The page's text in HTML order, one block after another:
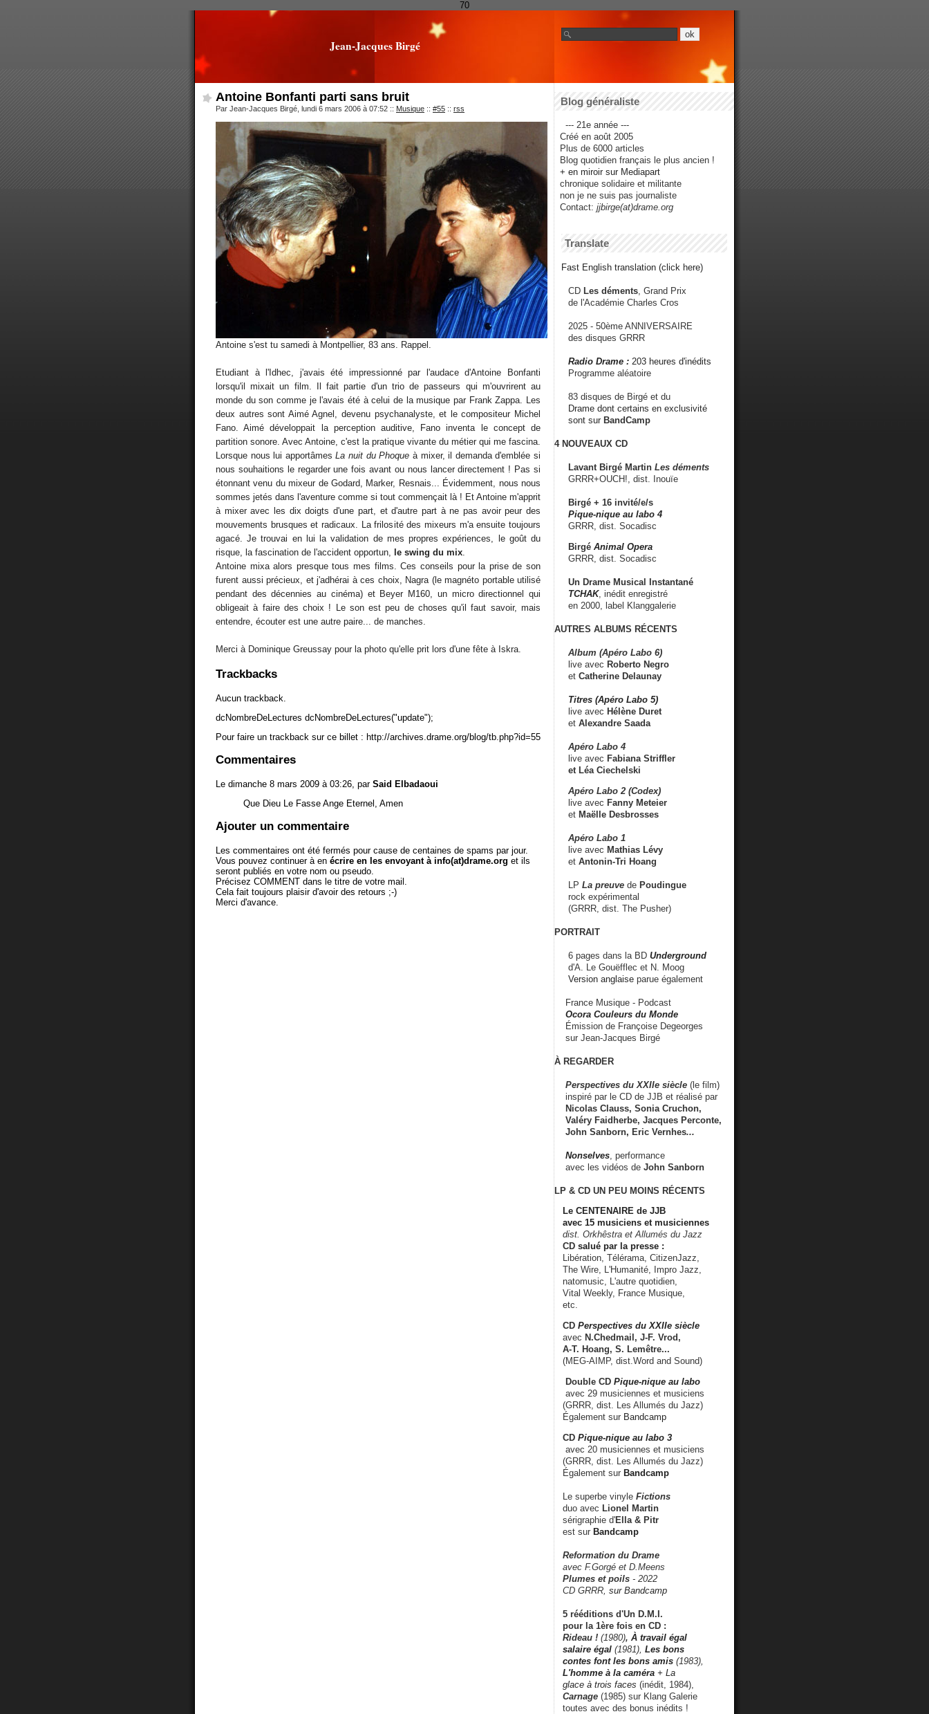
70
Jean-Jacques Birgé
Antoine Bonfanti parti sans bruit
Par Jean-Jacques Birgé, lundi 6 mars 2006 à 07:52 :: Musique :: #55 :: rss
Antoine s'est tu samedi à Montpellier, 83 ans. Rappel.
Etudiant à l'Idhec, j'avais été impressionné par l'audace d'Antoine Bonfanti
lorsqu'il mixait un film. Il fait partie d'un trio de passeurs qui m'ouvrirent au
monde du son comme je l'avais été à celui de la musique par Frank Zappa. Les
deux autres sont Aimé Agnel, devenu psychanalyste, et le compositeur Michel
Fano. Aimé développait la perception auditive, Fano inventa le concept de
partition sonore. Avec Antoine, c'est la pratique vivante du métier qui me fascina.
Lorsque nous lui apportâmesLa nuit du Phoque à mixer, il demanda d'emblée si
nous souhaitions le regarder une fois avant ou nous lancer directement ! Pas si
étonnant venu du mixeur de Godard, Marker, Resnais... Évidemment, nous nous
sommes jetés dans l'aventure comme si tout commençait là ! Et Antoine m'apprit
à mixer avec les dix doigts d'une part, et d'autre part à ne pas avoir peur des
mouvements brusques et radicaux. La frilosité des mixeurs m'a ensuite toujours
agacé. Je trouvai en lui la validation de mes propres expériences, le goût du
risque, la fascination de l'accident opportun,
le swing du mix
Antoine mixa alors presque tous mes films. Ces conseils pour la prise de son
furent aussi précieux, et j'adhérai à ces choix, Nagra (le magnéto portable utilisé
pendant des décennies au cinéma) et Beyer M160, un micro directionnel qui
obligeait à faire des choix ! Le son est peu de choses qu'il faut savoir, mais
entendre, écouter est une autre paire... de manches.
Merci à Dominique Greussay pour la photo qu'elle prit lors d'une fête à Iskra.
Trackbacks
Aucun trackback.
dcNombreDeLectures dcNombreDeLectures("update");
Pour faire un trackback sur ce billet : http://archives.drame.org/blog/tb.php?id=55
Commentaires
Le dimanche 8 mars 2009 à 03:26, par Said Elbadaoui
Que Dieu Le Fasse Ange Eternel, Amen
Ajouter un commentaire
Les commentaires ont été fermés pour cause de centaines de spams par jour.
Vous pouvez continuer à en écrire en les envoyant à info(at)drame.org et ils
seront publiés en votre nom ou pseudo.
Précisez COMMENT dans le titre de votre mail.
Cela fait toujours plaisir d'avoir des retours ;-)
Merci d'avance.
Blog généraliste
--- 21e année ---
Créé en août 2005
Plus de 6000 articles
Blog quotidien français le plus ancien !
+ en miroir sur Mediapart
chronique solidaire et militante
non je ne suis pas journaliste
Contact: jjbirge(at)drame.org
Translate
Fast English translation (click here)
CD Les déments , Grand Prix
de l'Académie Charles Cros
2025 - 50ème ANNIVERSAIRE
des disques GRRR
Radio Drame : 203 heures d'inédits
Programme aléatoire
83 disques de Birgé et du
Drame dont certains en exclusivité
sont sur BandCamp
4 NOUVEAUX CD
Lavant Birgé Martin Les déments
GRRR+OUCH!, dist. Inouïe
Birgé + 16 invité/e/s
Pique-nique au labo 4
GRRR, dist. Socadisc
Birgé Animal Opera
GRRR, dist. Socadisc
Un Drame Musical Instantané
TCHAK, inédit enregistré
en 2000, label Klanggalerie
AUTRES ALBUMS RÉCENTS
Album (Apéro Labo 6)
live avec Roberto Negro
et Catherine Delaunay
Titres (Apéro Labo 5)
live avec Hélène Duret
et Alexandre Saada
Apéro Labo 4
live avec Fabiana Striffler
et Léa Ciechelski
Apéro Labo 2 (Codex)
live avec Fanny Meteier
et Maëlle Desbrosses
Apéro Labo 1
live avec Mathias Lévy
et Antonin-Tri Hoang
LP La preuve de Poudingue
rock expérimental
(GRRR, dist. The Pusher)
PORTRAIT
6 pages dans la BD Underground
d'A. Le Gouëfflec et N. Moog
Version anglaise parue également
France Musique - Podcast
Ocora Couleurs du Monde
Émission de Françoise Degeorges
sur Jean-Jacques Birgé
À REGARDER
Perspectives du XXIIe siècle (le film)
inspiré par le CD de JJB et réalisé par
Nicolas Clauss, Sonia Cruchon,
Valéry Faidherbe, Jacques Perconte,
John Sanborn, Eric Vernhes...
Nonselves , performance
avec les vidéos de John Sanborn
LP & CD UN PEU MOINS RÉCENTS
Le CENTENAIRE de JJB
avec 15 musiciens et musiciennes
dist. Orkhêstra et Allumés du Jazz
CD salué par la presse :
Libération, Télérama, CitizenJazz,
The Wire, L'Humanité, Impro Jazz,
natomusic, L'autre quotidien,
Vital Weekly, France Musique,
etc.
CD Perspectives du XXIIe siècle
avec N.Chedmail, J-F. Vrod,
A-T. Hoang, S. Lemêtre...
(MEG-AIMP, dist.Word and Sound)
Double CD Pique-nique au labo
avec 29 musiciennes et musiciens
(GRRR, dist. Les Allumés du Jazz)
Également sur Bandcamp
CD Pique-nique au labo 3
avec 20 musiciennes et musiciens
(GRRR, dist. Les Allumés du Jazz)
Également sur Bandcamp
Le superbe vinyle Fictions
duo avec Lionel Martin
sérigraphie d'Ella & Pitr
est sur Bandcamp
Reformation du Drame
avec F.Gorgé et D.Meens
Plumes et poils - 2022
CD GRRR, sur Bandcamp
5 rééditions d'Un D.M.I.
pour la 1ère fois en CD :
Rideau ! (1980), À travail égal
salaire égal (1981), Les bons
contes font les bons amis (1983),
L'homme à la caméra + La
glace à trois faces (inédit, 1984),
Carnage (1985) sur Klang Galerie
toutes avec des bonus inédits !